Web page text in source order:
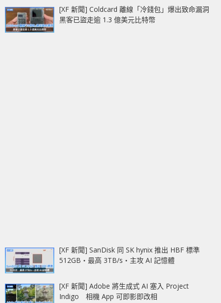
[XF 新聞] Coldcard 離線「冷錢包」爆出致命漏洞
黑客已盜走逾 1.3 億美元比特幣
[XF 新聞] SanDisk 同 SK hynix 推出 HBF 標準
512GB‧最高 3TB/s‧主攻 AI 記憶體
[XF 新聞] Adobe 將生成式 AI 塞入 Project
Indigo 相機 App 可即影即改相